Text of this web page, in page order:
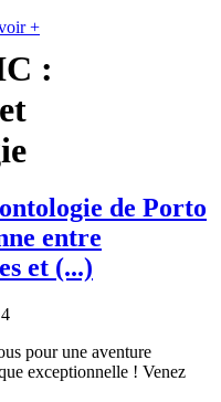
+
:
de Porto
entre
et (...)
pour une aventure
exceptionnelle ! Venez